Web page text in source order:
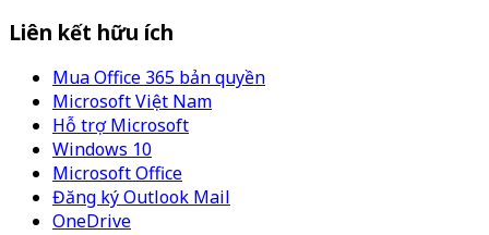
Liên kết hữu ích
Mua Office 365 bản quyền
Microsoft Việt Nam
Hỗ trợ Microsoft
Windows 10
Microsoft Office
Đăng ký Outlook Mail
OneDrive